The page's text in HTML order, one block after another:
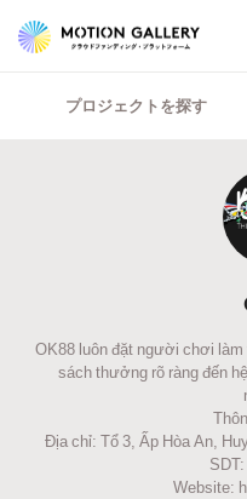
プロジェクトを探す
OK88 luôn đặt người chơi
sách thưởng rõ ràng đến
Địa chỉ: Tổ 3, Ấp Hòa An,
Website: